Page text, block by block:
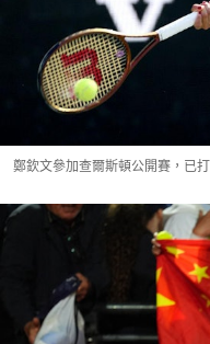
鄭欽文參加查爾斯頓公開賽，已